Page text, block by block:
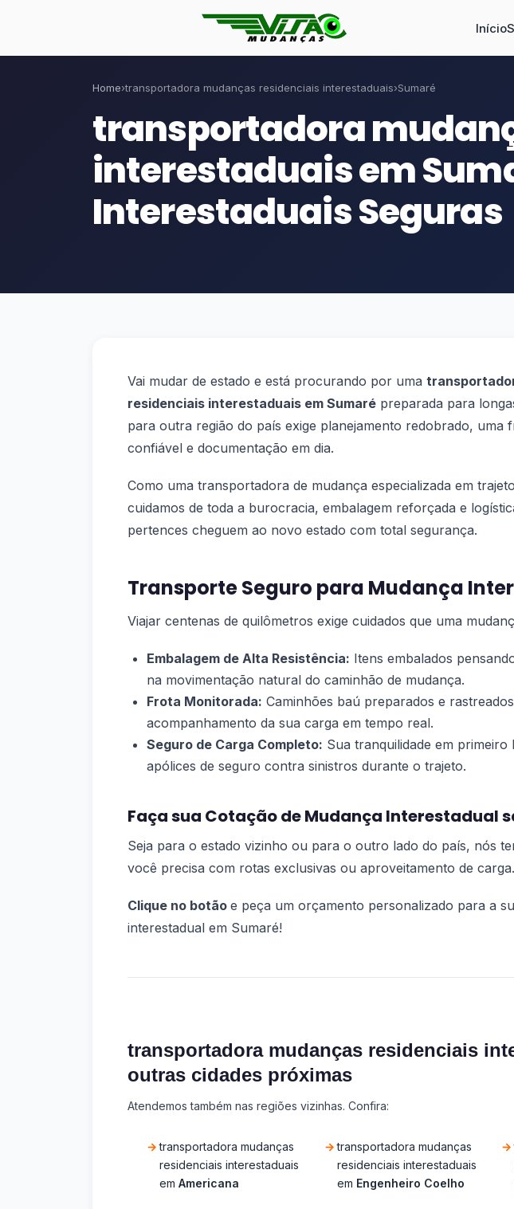
Início
Home›transportadora mudanças residenciais interestaduais›Sumaré
transportadora
interestaduais em
Interestaduais Seguras
Vai mudar de estado e está procurando por uma
residenciais interestaduais em Sumaré preparada para
para outra região do país exige planejamento redobrado, uma
confiável e documentação em dia.
Como uma transportadora de mudança especializada em
cuidamos de toda a burocracia, embalagem reforçada e
pertences cheguem ao novo estado com total segurança.
Transporte Seguro para Mudança
Viajar centenas de quilômetros exige cuidados que uma
Embalagem de Alta Resistência: Itens embalados
na movimentação natural do caminhão de mudança.
Frota Monitorada: Caminhões baú preparados e
acompanhamento da sua carga em tempo real.
Seguro de Carga Completo: Sua tranquilidade em
apólices de seguro contra sinistros durante o trajeto.
Faça sua Cotação de Mudança Interestadual
Seja para o estado vizinho ou para o outro lado do país, nós
você precisa com rotas exclusivas ou aproveitamento de carga.
Clique no botão e peça um orçamento personalizado para a
interestadual em Sumaré!
transportadora mudanças residenciais
outras cidades próximas
Atendemos também nas regiões vizinhas. Confira:
transportadora mudanças
residenciais interestaduais
em Americana
transportadora mudanças
residenciais interestaduais
em Engenheiro Coelho